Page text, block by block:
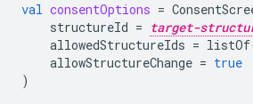
val consentOptions =
structureId = target-
allowedStructureIds = listOf
allowStructureChange = true
)